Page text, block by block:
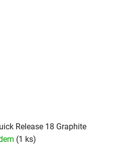
Release 18 Graphite
(1 ks)